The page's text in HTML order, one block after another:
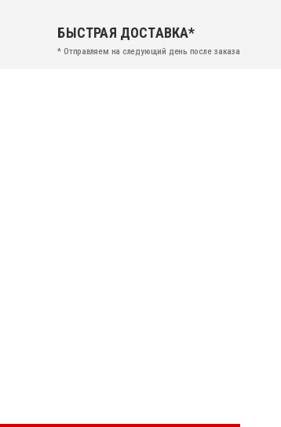
БЫСТРАЯ ДОСТАВКА*
* Отправляем на следующий день после заказа